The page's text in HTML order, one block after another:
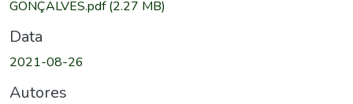
GONÇALVES.pdf(2.27 MB)
Data
2021-08-26
Autores